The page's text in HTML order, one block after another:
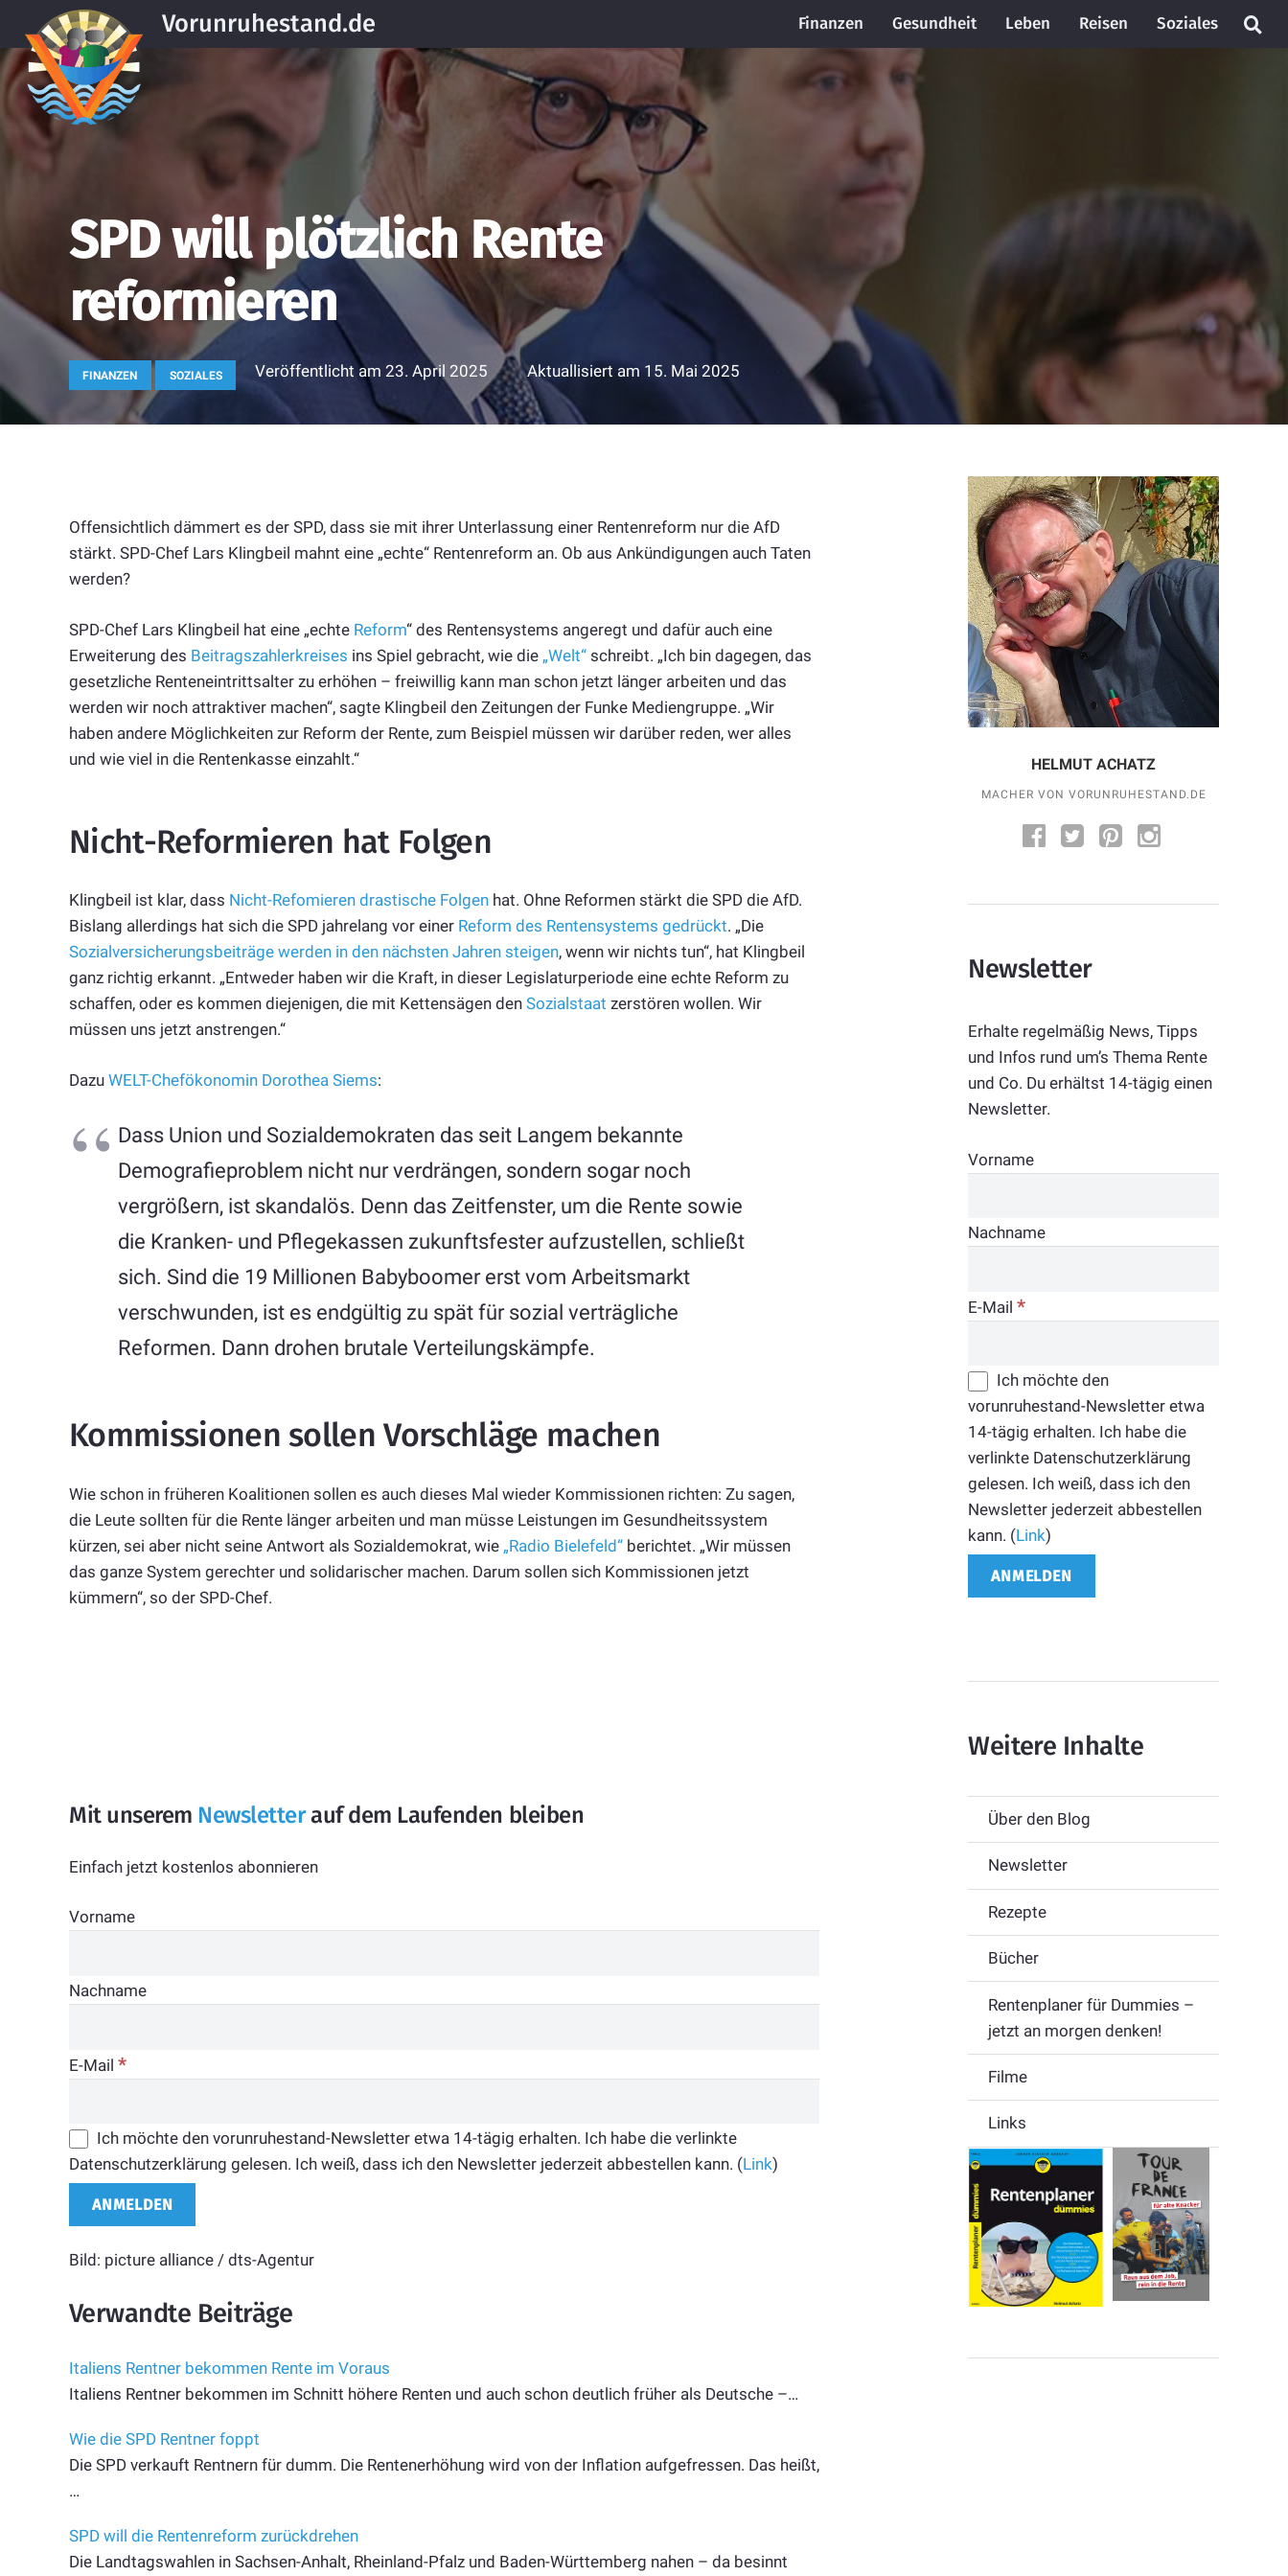
Vorunruhestand.de Finanzen Gesundheit Leben Reisen Soziales
SPD will plötzlich Rente
reformieren
FINANZEN SOZIALES Veröffentlicht am23. April 2025 Aktuallisiert am 15. Mai 2025
Offensichtlich dämmert es der SPD, dass sie mit ihrer Unterlassung einer Rentenreform nur die AfD
stärkt. SPD-Chef Lars Klingbeil mahnt eine „echte“ Rentenreform an. Ob aus Ankündigungen auch Taten
werden?
SPD-Chef Lars Klingbeil hat eine „echte Reform“ des Rentensystems angeregt und dafür auch eine
Erweiterung des Beitragszahlerkreises ins Spiel gebracht, wie die „Welt“ schreibt. „Ich bin dagegen, das
gesetzliche Renteneintrittsalter zu erhöhen – freiwillig kann man schon jetzt länger arbeiten und das
werden wir noch attraktiver machen“, sagte Klingbeil den Zeitungen der Funke Mediengruppe. „Wir
haben andere Möglichkeiten zur Reform der Rente, zum Beispiel müssen wir darüber reden, wer alles
und wie viel in die Rentenkasse einzahlt.“
Nicht-Reformieren hat Folgen
Klingbeil ist klar, dass Nicht-Refomieren drastische Folgen hat. Ohne Reformen stärkt die SPD die AfD.
Bislang allerdings hat sich die SPD jahrelang vor einer Reform des Rentensystems gedrückt. „Die
Sozialversicherungsbeiträge werden in den nächsten Jahren steigen, wenn wir nichts tun“, hat Klingbeil
ganz richtig erkannt. „Entweder haben wir die Kraft, in dieser Legislaturperiode eine echte Reform zu
schaffen, oder es kommen diejenigen, die mit Kettensägen den Sozialstaat zerstören wollen. Wir
müssen uns jetzt anstrengen.“
Dazu WELT-Chefökonomin Dorothea Siems:
Dass Union und Sozialdemokraten das seit Langem bekannte
Demografieproblem nicht nur verdrängen, sondern sogar noch
vergrößern, ist skandalös. Denn das Zeitfenster, um die Rente sowie
die Kranken- und Pflegekassen zukunftsfester aufzustellen, schließt
sich. Sind die 19 Millionen Babyboomer erst vom Arbeitsmarkt
verschwunden, ist es endgültig zu spät für sozial verträgliche
Reformen. Dann drohen brutale Verteilungskämpfe.
Kommissionen sollen Vorschläge machen
Wie schon in früheren Koalitionen sollen es auch dieses Mal wieder Kommissionen richten: Zu sagen,
die Leute sollten für die Rente länger arbeiten und man müsse Leistungen im Gesundheitssystem
kürzen, sei aber nicht seine Antwort als Sozialdemokrat, wie „Radio Bielefeld“ berichtet. „Wir müssen
das ganze System gerechter und solidarischer machen. Darum sollen sich Kommissionen jetzt
kümmern“, so der SPD-Chef.
Mit unserem Newsletterauf dem Laufenden bleiben
Einfach jetzt kostenlos abonnieren
Vorname
Nachname
E-Mail *
Ich möchte den vorunruhestand-Newsletter etwa 14-tägig erhalten. Ich habe die verlinkte
Datenschutzerklärung gelesen. Ich weiß, dass ich den Newsletter jederzeit abbestellen kann. (Link)
Bild: picture alliance / dts-Agentur
Verwandte Beiträge
Italiens Rentner bekommen Rente im Voraus
Italiens Rentner bekommen im Schnitt höhere Renten und auch schon deutlich früher als Deutsche –…
Wie die SPD Rentner foppt
Die SPD verkauft Rentnern für dumm. Die Rentenerhöhung wird von der Inflation aufgefressen. Das heißt,
…
SPD will die Rentenreform zurückdrehen
Die Landtagswahlen in Sachsen-Anhalt, Rheinland-Pfalz und Baden-Württemberg nahen – da besinnt
HELMUT ACHATZ
MACHER VON VORUNRUHESTAND.DE
Newsletter
Erhalte regelmäßig News, Tipps
und Infos rund um’s Thema Rente
und Co. Du erhältst 14-tägig einen
Newsletter.
Vorname
Nachname
E-Mail*
Ich möchte den
vorunruhestand-Newsletter etwa
14-tägig erhalten. Ich habe die
verlinkte Datenschutzerklärung
gelesen. Ich weiß, dass ich den
Newsletter jederzeit abbestellen
kann. (Link)
Weitere Inhalte
Über den Blog
Newsletter
Rezepte
Bücher
Rentenplaner für Dummies –
jetzt an morgen denken!
Filme
Links